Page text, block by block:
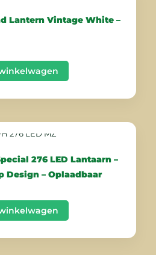
Lantern Vintage White –
89,25.
276 LED Lantaarn –
Design – Oplaadbaar
59,00.